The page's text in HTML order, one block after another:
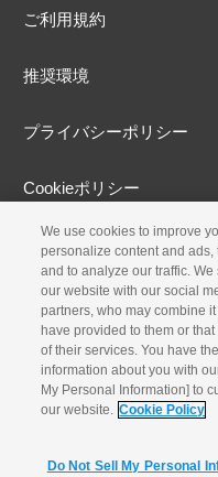
ご利用規約
推奨環境
プライバシーポリシー
Cookieポリシー
アクセシビリティ方針
古物営業法に基づく表示
お問合せ
We use cookies to improve
personalize content and
and to analyze our traffic.
our website with our social
partners, who may combine
have provided to them or
of their services. You have
information about you with
My Personal Information] to
our website. Cookie Policy
Do Not Sell My Personal